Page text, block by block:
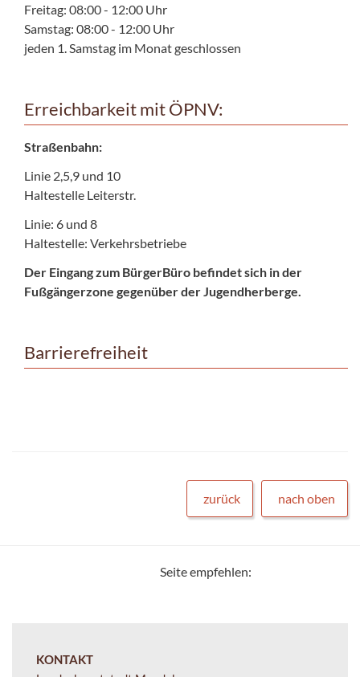
Freitag: 08:00 - 12:00 Uhr
Samstag: 08:00 - 12:00 Uhr
jeden 1. Samstag im Monat geschlossen
Erreichbarkeit mit ÖPNV:
Straßenbahn:
Linie 2,5,9 und 10
Haltestelle Leiterstr.
Linie: 6 und 8
Haltestelle: Verkehrsbetriebe
Der Eingang zum BürgerBüro befindet sich in der
Fußgängerzone gegenüber der Jugendherberge.
Barrierefreiheit
zurück nach oben
Seite empfehlen:
KONTAKT